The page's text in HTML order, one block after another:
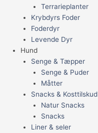
Terrarieplanter
Krybdyrs Foder
Foderdyr
Levende Dyr
Hund
Senge & Tæpper
Senge & Puder
Måtter
Snacks & Kosttilskud
Natur Snacks
Snacks
Liner & seler